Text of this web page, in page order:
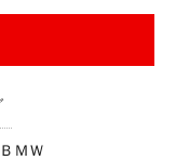
ＢＭＷ